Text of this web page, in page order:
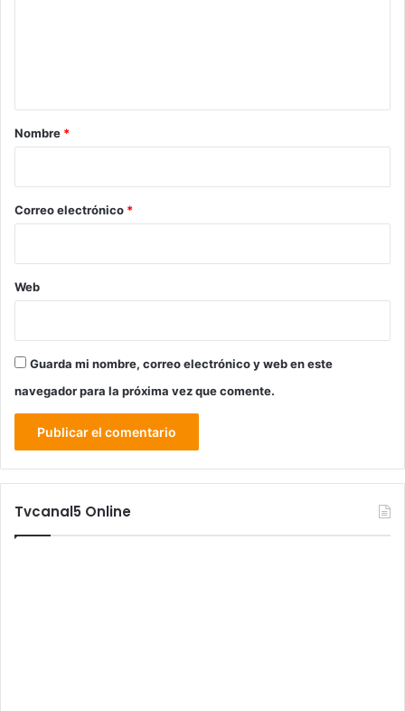
r
*
Nombre *
Correo electrónico *
Web
Guarda mi nombre, correo electrónico y web en este
navegador para la próxima vez que comente.
Tvcanal5 Online